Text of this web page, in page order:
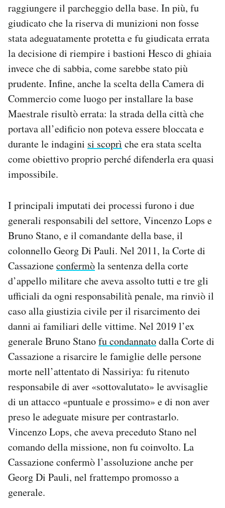
raggiungere il parcheggio della base. In più, fu
giudicato che la riserva di munizioni non fosse
stata adeguatamente protetta e fu giudicata errata
la decisione di riempire i bastioni Hesco di ghiaia
invece che di sabbia, come sarebbe stato più
prudente. Infine, anche la scelta della Camera di
Commercio come luogo per installare la base
Maestrale risultò errata: la strada della città che
portava all’edificio non poteva essere bloccata e
durante le indagini si scoprì che era stata scelta
come obiettivo proprio perché difenderla era quasi
impossibile.
I principali imputati dei processi furono i due
generali responsabili del settore, Vincenzo Lops e
Bruno Stano, e il comandante della base, il
colonnello Georg Di Pauli. Nel 2011, la Corte di
Cassazioneconfermòla sentenza della corte
d’appello militare che aveva assolto tutti e tre gli
ufficiali da ogni responsabilità penale, ma rinviò il
caso alla giustizia civile per il risarcimento dei
danni ai familiari delle vittime. Nel 2019 l’ex
generale Bruno Stanofu condannatodalla Corte di
Cassazione a risarcire le famiglie delle persone
morte nell’attentato di Nassiriya: fu ritenuto
responsabile di aver «sottovalutato» le avvisaglie
di un attacco «puntuale e prossimo» e di non aver
preso le adeguate misure per contrastarlo.
Vincenzo Lops, che aveva preceduto Stano nel
comando della missione, non fu coinvolto. La
Cassazione confermò l’assoluzione anche per
Georg Di Pauli, nel frattempo promosso a
generale.